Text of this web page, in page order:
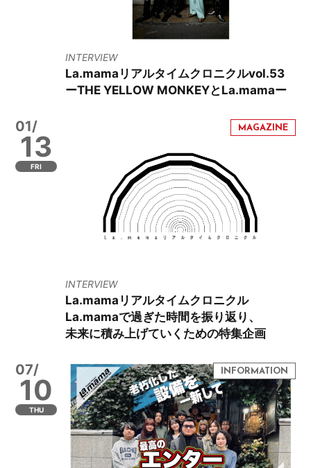
INTERVIEW
La.mamaリアルタイムクロニクルvol.53
ーTHE YELLOW MONKEYとLa.mamaー
01/
13
FRI
INTERVIEW
La.mamaリアルタイムクロニクル
La.mamaで過ぎた時間を振り返り、
未来に積み上げていくための特集企画
07/
10
THU